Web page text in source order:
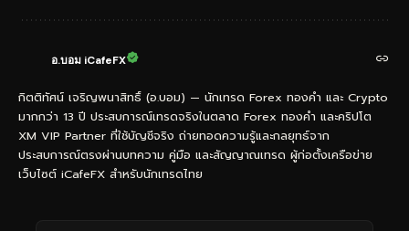
อ.บอม iCafeFX
กิตติทัศน์ เจริญพนาสิทธิ์ (อ.บอม) — นักเทรด Forex ทองคำ และ Crypto
มากกว่า 13 ปี ประสบการณ์เทรดจริงในตลาด Forex ทองคำ และคริปโต
XM VIP Partner ที่ใช้บัญชีจริง ถ่ายทอดความรู้และกลยุทธ์จาก
ประสบการณ์ตรงผ่านบทความ คู่มือ และสัญญาณเทรด ผู้ก่อตั้งเครือข่าย
เว็บไซต์ iCafeFX สำหรับนักเทรดไทย